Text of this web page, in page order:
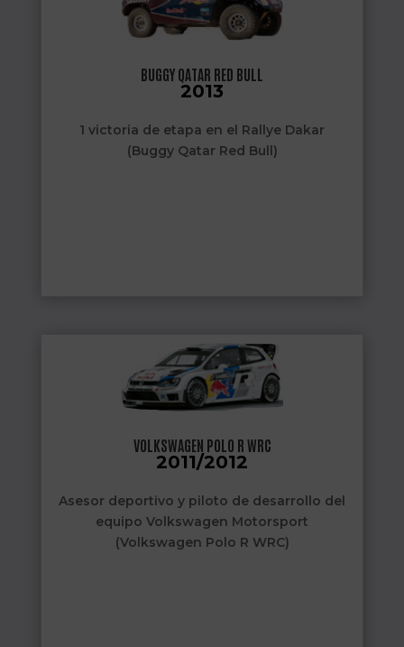
BUGGY QATAR RED BULL
2013
1 victoria de etapa en el Rallye Dakar
(Buggy Qatar Red Bull)
VOLKSWAGEN POLO R WRC
2011/2012
Asesor deportivo y piloto de desarrollo del
equipo Volkswagen Motorsport
(Volkswagen Polo R WRC)